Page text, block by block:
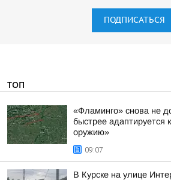
ПОДПИСАТЬСЯ
ТОП
«Фламинго» снова не
быстрее адаптируется
оружию»
09:07
В Курске на улице